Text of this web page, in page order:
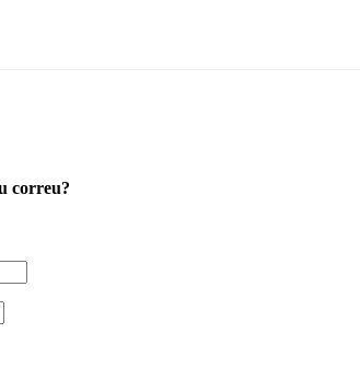
correu?